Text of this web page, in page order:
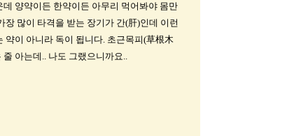
양약이든 한약이든 아무리 먹어봐야 몸만
많이 타격을 받는 장기가 간(肝)인데 이런
이 아니라 독이 됩니다. 초근목피(草根木
아는데.. 나도 그랬으니까요..